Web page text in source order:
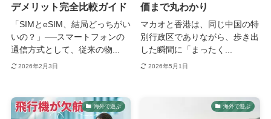
デメリット完全比較ガイド
「SIMとeSIM、結局どっちがい
いの？」──スマートフォンの
通信方式として、従来の物...
2026年2月3日
価まで丸わかり
マカオと香港は、同じ中国の特
別行政区でありながら、歩き出
した瞬間に「まったく...
2026年5月1日
海外で遊ぶ 海外で遊ぶ